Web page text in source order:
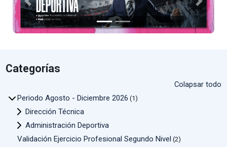
Anterior
Categorías
Colapsar todo
Periodo Agosto - Diciembre 2026 (1)
Dirección Técnica
Administración Deportiva
Validación Ejercicio Profesional Segundo Nivel (2)